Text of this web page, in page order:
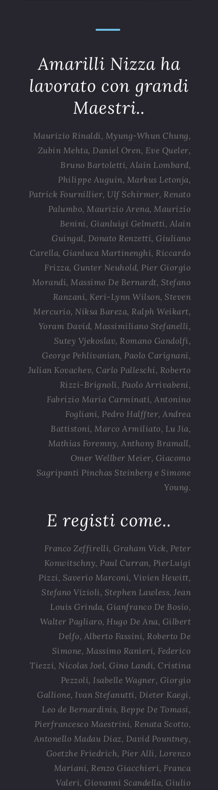
Amarilli Nizza ha
lavorato con grandi
Maestri..
Maurizio Rinaldi, Myung-Whun Chung,
Zubin Mehta, Daniel Oren, Eve Queler,
Bruno Bartoletti, Alain Lombard,
Philippe Auguin, Markus Letonja,
Patrick Fournillier, Ulf Schirmer, Renato
Palumbo, Maurizio Arena, Maurizio
Benini, Gianluigi Gelmetti, Alain
Guingal, Donato Renzetti, Giuliano
Carella, Gianluca Martinenghi, Riccardo
Frizza, Gunter Neuhold, Pier Giorgio
Morandi, Massimo De Bernardt, Stefano
Ranzani, Keri-Lynn Wilson, Steven
Mercurio, Niksa Bareza, Ralph Weikart,
Yoram David, Massimiliano Stefanelli,
Sutey Vjekoslav, Romano Gandolfi,
George Pehlivanian, Paolo Carignani,
Julian Kovachev, Carlo Palleschi, Roberto
Rizzi-Brignoli, Paolo Arrivabeni,
Fabrizio Maria Carminati, Antonino
Fogliani, Pedro Halffter, Andrea
Battistoni, Marco Armiliato, Lu Jia,
Mathias Foremny, Anthony Bramall,
Omer Wellber Meier, Giacomo
Sagripanti Pinchas Steinberg e Simone
Young.
E registi come..
Franco Zeffirelli, Graham Vick, Peter
Konwitschny, Paul Curran, PierLuigi
Pizzi, Saverio Marconi, Vivien Hewitt,
Stefano Vizioli, Stephen Lawless, Jean
Louis Grinda, Gianfranco De Bosio,
Walter Pagliaro, Hugo De Ana, Gilbert
Delfo, Alberto Fassini, Roberto De
Simone, Massimo Ranieri, Federico
Tiezzi, Nicolas Joel, Gino Landi, Cristina
Pezzoli, Isabelle Wagner, Giorgio
Gallione, Ivan Stefanutti, Dieter Kaegi,
Leo de Bernardinis, Beppe De Tomasi,
Pierfrancesco Maestrini, Renata Scotto,
Antonello Madau Diaz, David Pountney,
Goetzhe Friedrich, Pier Alli, Lorenzo
Mariani, Renzo Giacchieri, Franca
Valeri, Giovanni Scandella, Giulio